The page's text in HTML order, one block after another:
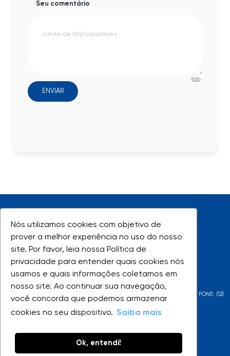
Nós utilizamos cookies com objetivo de
prover a melhor experiência no uso do nosso
site. Por favor, leia nossa Política de
privacidade para entender quais cookies nós
usamos e quais informações coletamos em
nosso site. Ao continuar sua navegação,
você concorda que podemos armazenar
cookies no seu dispositivo. Saiba mais
Ok, entendi!
Nós utilizamos cookies com objetivo de
prover a melhor experiência no uso do nosso
site. Por favor, leia nossa Política de
privacidade para entender quais cookies nós
usamos e quais informações coletamos em
nosso site. Ao continuar sua navegação,
você concorda que podemos armazenar
cookies no seu dispositivo. Saiba mais
Ok, entendi!
Seu comentário
500
ENVIAR
UNIVAP - Todos os direitos reservados
AV. SHISHIMA HIFUMI, 2911 - URBANOVA - SÃO JOSÉ DOS CAMPOS - SP - FONE: (12)